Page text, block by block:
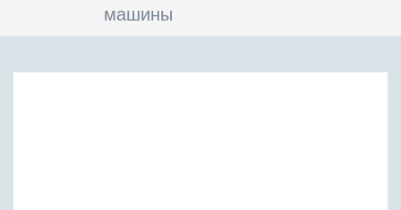
машины